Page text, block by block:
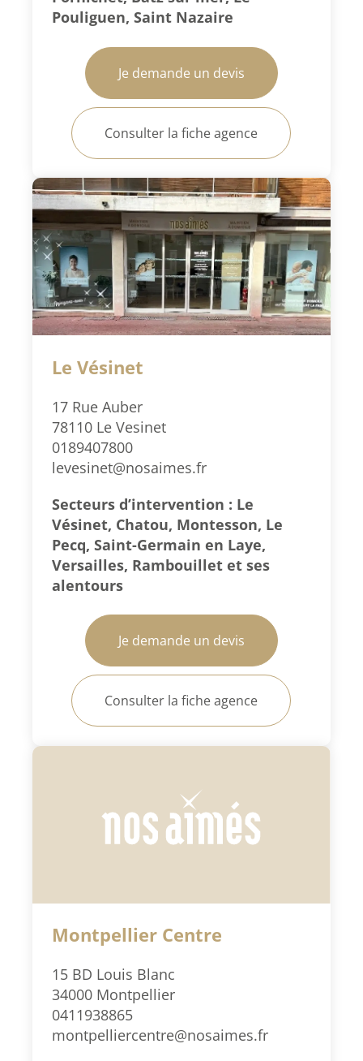
Pouliguen, Saint Nazaire
Je demande un devis
Consulter la fiche agence
Le Vésinet
17 Rue Auber
78110 Le Vesinet
0189407800
levesinet@nosaimes.fr
Secteurs d’intervention : Le
Vésinet, Chatou, Montesson, Le
Pecq, Saint-Germain en Laye,
Versailles, Rambouillet et ses
alentours
Je demande un devis
Consulter la fiche agence
Montpellier Centre
15 BD Louis Blanc
34000 Montpellier
0411938865
montpelliercentre@nosaimes.fr